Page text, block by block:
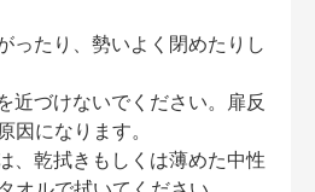
ったり、勢いよく閉めたりし
近づけないでください。扉反
因になります。
、乾拭きもしくは薄めた中性